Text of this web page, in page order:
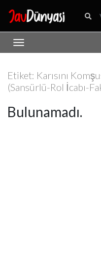
Etiket: Karısını
(Sansürlü-Rol İcabı-
Bulunamadı.